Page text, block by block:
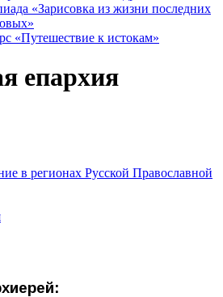
«Зарисовка из жизни последних
«Путешествие к истокам»
епархия
в регионах Русской Православной